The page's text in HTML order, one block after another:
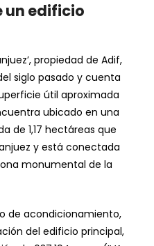
un edificio
propiedad de Adif,
siglo pasado y cuenta
útil aproximada
ubicado en una
de 1,17 hectáreas que
y está conectada
monumental de la
de acondicionamiento,
del edificio principal,